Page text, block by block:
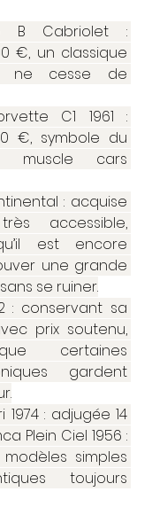
B Cabriolet :
€, un classique
ne cesse de
C1 1961 :
€, symbole du
muscle cars
: acquise
accessible,
est encore
une grande
se ruiner.
: conservant sa
prix soutenu,
certaines
gardent
: adjugée 14
Plein Ciel 1956 :
simples
toujours